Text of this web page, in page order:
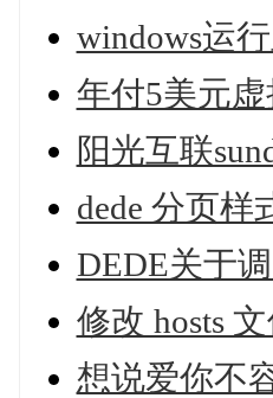
windows运
年付5美元虚
阳光互联
dede 分页样
DEDE关于
修改 hosts
想说爱你不